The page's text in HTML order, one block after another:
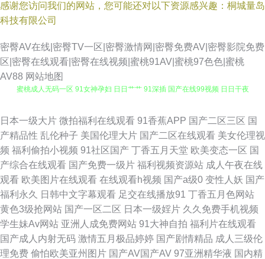
感谢您访问我们的网站，您可能还对以下资源感兴趣：桐城量岛
科技有限公司
密臀AV在线|密臀TV一区|密臀激情网|密臀免费AV|密臀影院免费
区|密臀在线观看|密臀在线视频|蜜桃91AV|蜜桃97色色|蜜桃
AV88 网站地图
蜜桃成人无码一区 91女神孕妇 日日艹艹 91深插 国产在线99视频 日日干夜
美Sss 老司机福利社在线观看 91免费精彩视频 精品人妻乱码一区二区 伊人
92 超碰亚洲导航 色干日p视频 91丝袜熟女在线资源 九九re在线观看视频 亚
洲超碰自拍 91探花精 久草老司机 伊人99福利在线 www97精品短视频 91社
区在线观看 日韩欧美大陆熟女偷拍 伊人久大av 福利姬www操com 乱伦社撸
小姐 草莓肏屄 丝瓜视频草莓视频污 国产精品一区一区 91撸电影 狠狠撸撸网
日本一级大片 微拍福利在线观看 91香蕉APP 国产二区三区 国
产精品性 乱伦种子 美国伦理大片 国产二区在线观看 美女伦理视
频 福利偷拍小视频 91社区国产 丁香五月天堂 欧美变态一区 国
产综合在线观看 国产免费一级片 福利视频资源站 成人午夜在线
观看 欧美图片在线观看 在线观看h视频 国产a级0 变性人妖 国产
福利永久
日韩中文字幕观看 足交在线播放91 丁香五月色网站
黄色3级抢网站 国产一区二区 日本一级婬片 久久免费手机视频
学生妹Av网站 亚洲人成免费网站 91大神自拍 福利片在线观看
国产成人内射无码 激情五月极品婷婷 国产剧情精品 成人三级伦
理免费 偷怕欧美亚州图片 国产AV国产AV 97亚洲精华液 国内精